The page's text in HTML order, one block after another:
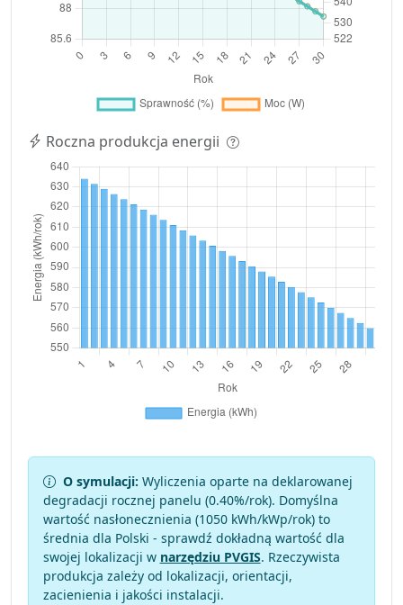
Roczna produkcja energii
O symulacji: Wyliczenia oparte na deklarowanej
degradacji rocznej panelu (0.40%/rok). Domyślna
wartość nasłonecznienia (1050 kWh/kWp/rok) to
średnia dla Polski - sprawdź dokładną wartość dla
swojej lokalizacji w narzędziu PVGIS. Rzeczywista
produkcja zależy od lokalizacji, orientacji,
zacienienia i jakości instalacji.